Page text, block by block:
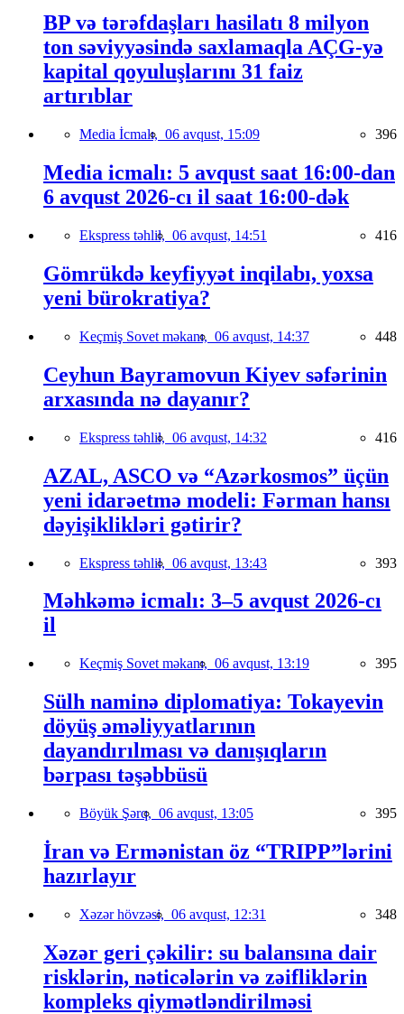
BP və tərəfdaşları hasilatı 8 milyon
ton səviyyəsində saxlamaqla AÇG-yə
kapital qoyuluşlarını 31 faiz
artırıblar
Media İcmalı, 06 avqust, 15:09 396
Media icmalı: 5 avqust saat 16:00-dan
6 avqust 2026-cı il saat 16:00-dək
Ekspress təhlil, 06 avqust, 14:51 416
Gömrükdə keyfiyyət inqilabı, yoxsa
yeni bürokratiya?
Keçmiş Sovet məkanı, 06 avqust, 14:37 448
Ceyhun Bayramovun Kiyev səfərinin
arxasında nə dayanır?
Ekspress təhlil, 06 avqust, 14:32 416
AZAL, ASCO və “Azərkosmos” üçün
yeni idarəetmə modeli: Fərman hansı
dəyişiklikləri gətirir?
Ekspress təhlil, 06 avqust, 13:43 393
Məhkəmə icmalı: 3–5 avqust 2026-cı
il
Keçmiş Sovet məkanı, 06 avqust, 13:19 395
Sülh naminə diplomatiya: Tokayevin
döyüş əməliyyatlarının
dayandırılması və danışıqların
bərpası təşəbbüsü
Böyük Şərq, 06 avqust, 13:05 395
İran və Ermənistan öz “TRIPP”lərini
hazırlayır
Xəzər hövzəsi, 06 avqust, 12:31 348
Xəzər geri çəkilir: su balansına dair
risklərin, nəticələrin və zəifliklərin
kompleks qiymətləndirilməsi